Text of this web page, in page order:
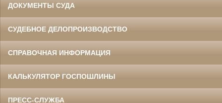
ДОКУМЕНТЫ СУДА
СУДЕБНОЕ ДЕЛОПРОИЗВОДСТВО
СПРАВОЧНАЯ ИНФОРМАЦИЯ
КАЛЬКУЛЯТОР ГОСПОШЛИНЫ
ПРЕСС-СЛУЖБА